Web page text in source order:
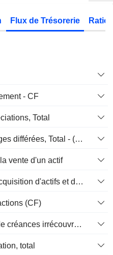
Flux de Trésorerie
- CF
Total
Amortissement des charges différées, Total - (CF)
vente d'un actif
Dépréciation du coût d'acquisition d'actifs et dépenses de restructuration
(CF)
Provision et annulation de créances irrécouvrables
total